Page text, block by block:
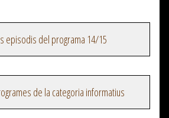
episodis del programa 14/15
de la categoria informatius